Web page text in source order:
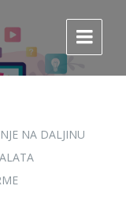
NA DALJINU